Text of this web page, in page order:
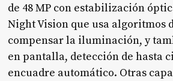
de 48 MP con estabilización
Night Vision que usa algoritmos
compensar la iluminación, y
en pantalla, detección de hasta
encuadre automático. Otras